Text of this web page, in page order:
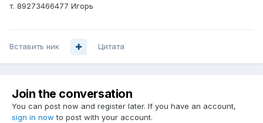
т. 89273466477 Игорь
Вставить ник Цитата
Join the conversation
You can post now and register later. If you have an account,
sign in now to post with your account.